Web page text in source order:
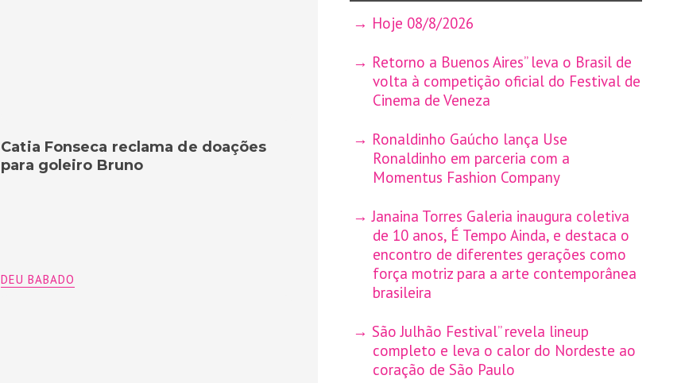
Catia Fonseca reclama de doações
para goleiro Bruno
DEU BABADO
Hoje 08/8/2026
Retorno a Buenos Aires” leva o Brasil de
volta à competição oficial do Festival de
Cinema de Veneza
Ronaldinho Gaúcho lança Use
Ronaldinho em parceria com a
Momentus Fashion Company
Janaina Torres Galeria inaugura coletiva
de 10 anos, É Tempo Ainda, e destaca o
encontro de diferentes gerações como
força motriz para a arte contemporânea
brasileira
São Julhão Festival” revela lineup
completo e leva o calor do Nordeste ao
coração de São Paulo